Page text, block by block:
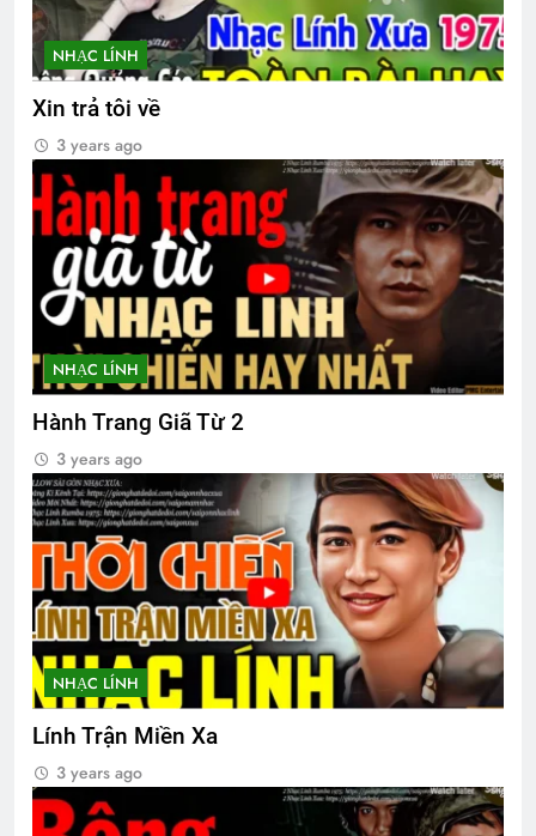
TÔN CHỦ CỦA TÔI (Rabindranath
Tagore)
3 Years Ago
3 Years Ago
CTBCTY Tập II chương 14
3 Years Ago
Lễ mãn khóa
2 Years Ago
Hội Võ Bị OREGON thăm NT Trần Văn
Thư K13
2 Years Ago
CỬA KHÔNG KHÓA (Robert Frost)
3 Years Ago
MƯA XUÂN (Sara Teasdale)
3 Years Ago
2 Years Ago
NHẠC LÍNH
Xin trả tôi về
3 years ago
NHẠC LÍNH
Hành Trang Giã Từ 2
3 years ago
NHẠC LÍNH
Lính Trận Miền Xa
3 years ago